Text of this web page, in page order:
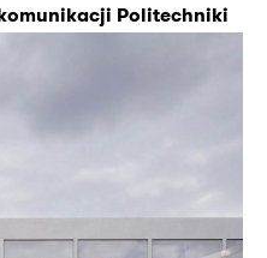
Politechniki